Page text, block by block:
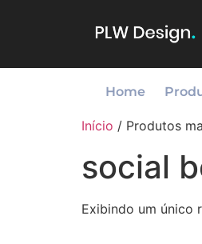
Home
Início / Produtos
social
Exibindo um único